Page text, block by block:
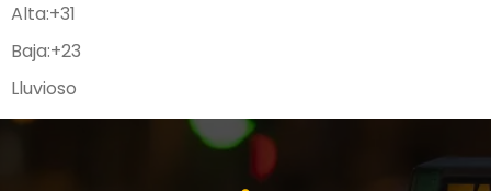
Alta:+31
Baja:+23
Lluvioso